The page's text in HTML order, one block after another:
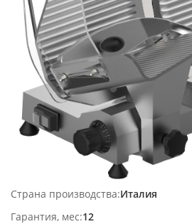
Страна производства Италия
Гарантия, мес 12